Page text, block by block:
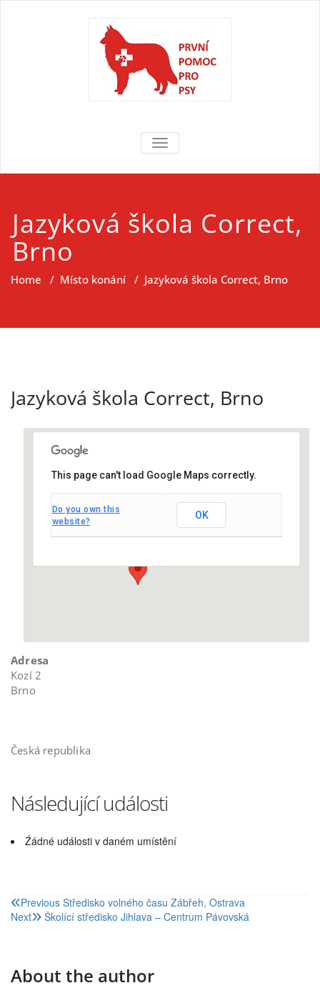
První pomoc
pro psy
První pomoc pro psy
TOGGLE NAVIGATION
Jazyková škola Correct,
Brno
Home / Místo konání / Jazyková škola Correct, Brno
Jazyková škola Correct, Brno
Jazyková škola Correct, Brno
Kozí 2 - Brno
This page can't load Google Maps correctly.
Do you own this
website?
OK
Adresa
Kozí 2
Brno
Česká republika
Následující události
Źádné události v daném umístění
Navigace
pro
Previous Středisko volného času Zábřeh, Ostrava
Next
Školící středisko Jihlava – Centrum Pávovská
About the author